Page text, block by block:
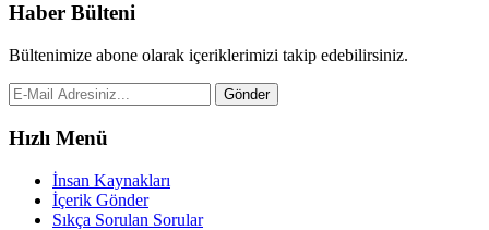
Haber Bülteni
Bültenimize abone olarak içeriklerimizi takip edebilirsiniz.
Gönder
Hızlı Menü
İnsan Kaynakları
İçerik Gönder
Sıkça Sorulan Sorular